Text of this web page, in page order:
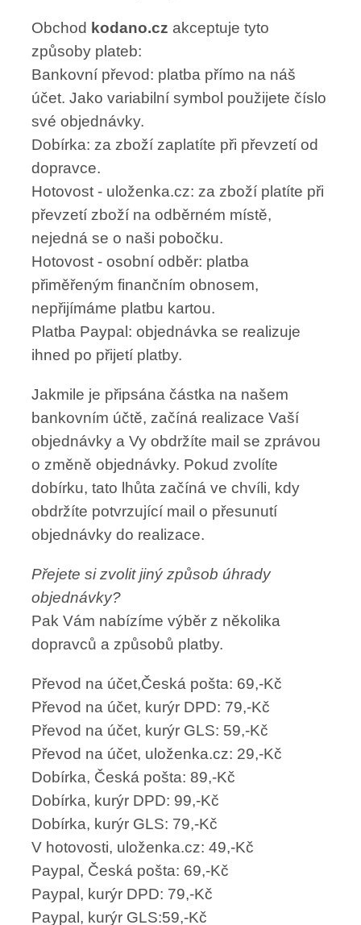
Obchod kodano.cz akceptuje tyto
způsoby plateb:
Bankovní převod: platba přímo na náš
účet. Jako variabilní symbol použijete číslo
své objednávky.
Dobírka: za zboží zaplatíte při převzetí od
dopravce.
Hotovost - uloženka.cz: za zboží platíte při
převzetí zboží na odběrném místě,
nejedná se o naši pobočku.
Hotovost - osobní odběr: platba
přiměřeným finančním obnosem,
nepřijímáme platbu kartou.
Platba Paypal: objednávka se realizuje
ihned po přijetí platby.
Jakmile je připsána částka na našem
bankovním účtě, začíná realizace Vaší
objednávky a Vy obdržíte mail se zprávou
o změně objednávky. Pokud zvolíte
dobírku, tato lhůta začíná ve chvíli, kdy
obdržíte potvrzující mail o přesunutí
objednávky do realizace.
Přejete si zvolit jiný způsob úhrady
objednávky?
Pak Vám nabízíme výběr z několika
dopravců a způsobů platby.
Převod na účet,Česká pošta: 69,-Kč
Převod na účet, kurýr DPD: 79,-Kč
Převod na účet, kurýr GLS: 59,-Kč
Převod na účet, uloženka.cz: 29,-Kč
Dobírka, Česká pošta: 89,-Kč
Dobírka, kurýr DPD: 99,-Kč
Dobírka, kurýr GLS: 79,-Kč
V hotovosti, uloženka.cz: 49,-Kč
Paypal, Česká pošta: 69,-Kč
Paypal, kurýr DPD: 79,-Kč
Paypal, kurýr GLS:59,-Kč